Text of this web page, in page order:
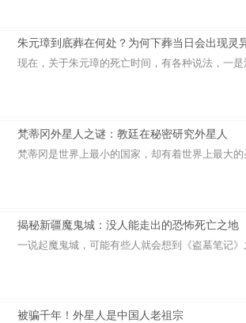
朱元璋到底葬在何处？为何下葬当日会出现灵
现在，关于朱元璋的死亡时间，有各种说法，一
梵蒂冈外星人之谜：教廷在秘密研究外星人
梵蒂冈是世界上最小的国家，却有着世界上最大
揭秘新疆魔鬼城：没人能走出的恐怖死亡之地
一说起魔鬼城，可能有些人就会想到《盗墓笔记
被骗千年！外星人是中国人老祖宗